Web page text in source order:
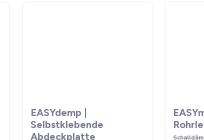
EASYdemp |
Selbstklebende
Abdeckplatte